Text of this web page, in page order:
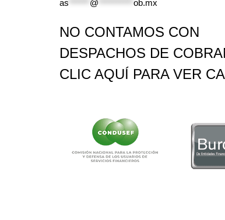
as
@ ob.mx
NO CONTAMOS CON
DESPACHOS DE
CLIC AQUÍ PARA VER